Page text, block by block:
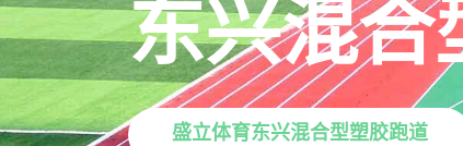
东兴混合
盛立体育东兴混合型塑胶跑道